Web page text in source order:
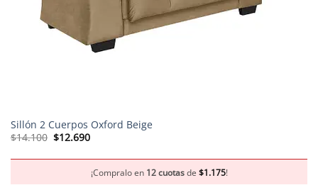
Sillón 2 Cuerpos Oxford Beige
$14.100 El
$14.100.
$12.690El
$12.690.
¡Compralo en 12 cuotasde $1.175!